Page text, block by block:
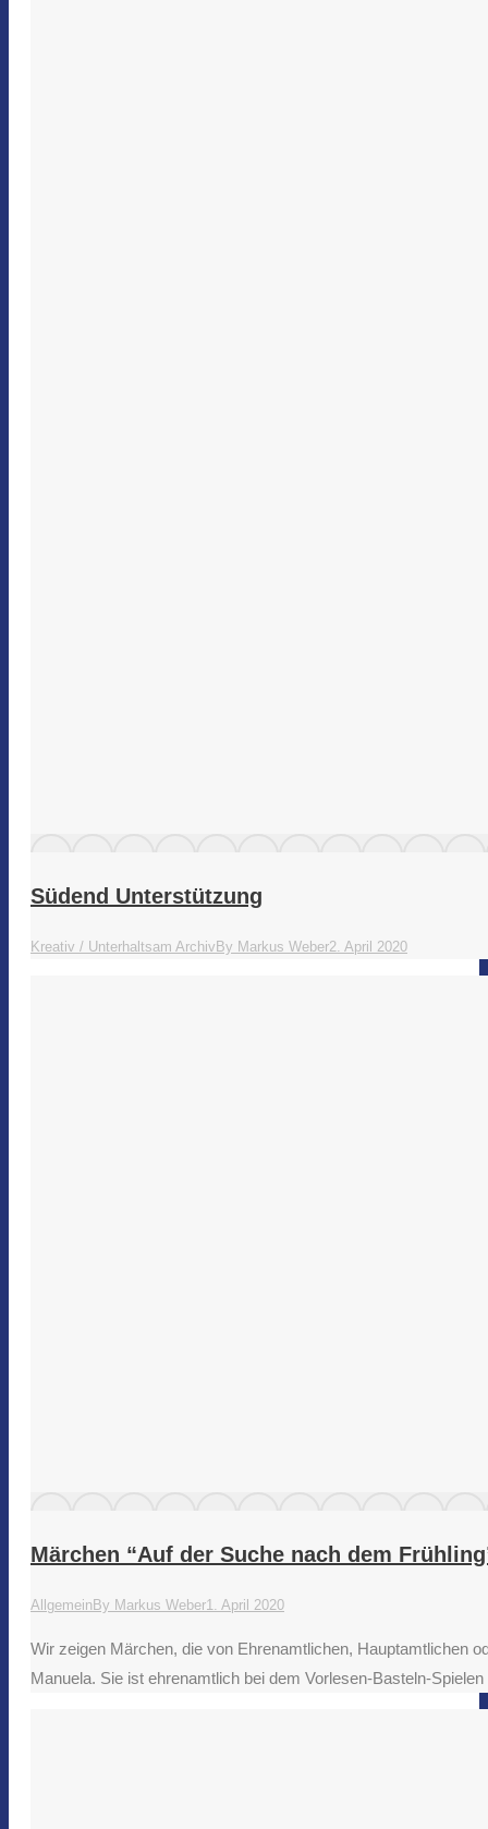
Südend Unterstützung
Kreativ / Unterhaltsam Archiv By Markus Weber2. April 2020
Märchen “Auf der Suche nach dem
AllgemeinBy Markus Weber1. April 2020
Wir zeigen Märchen, die von Ehrenamtlichen, Hauptamtlichen
Manuela. Sie ist ehrenamtlich bei dem Vorlesen-Basteln-